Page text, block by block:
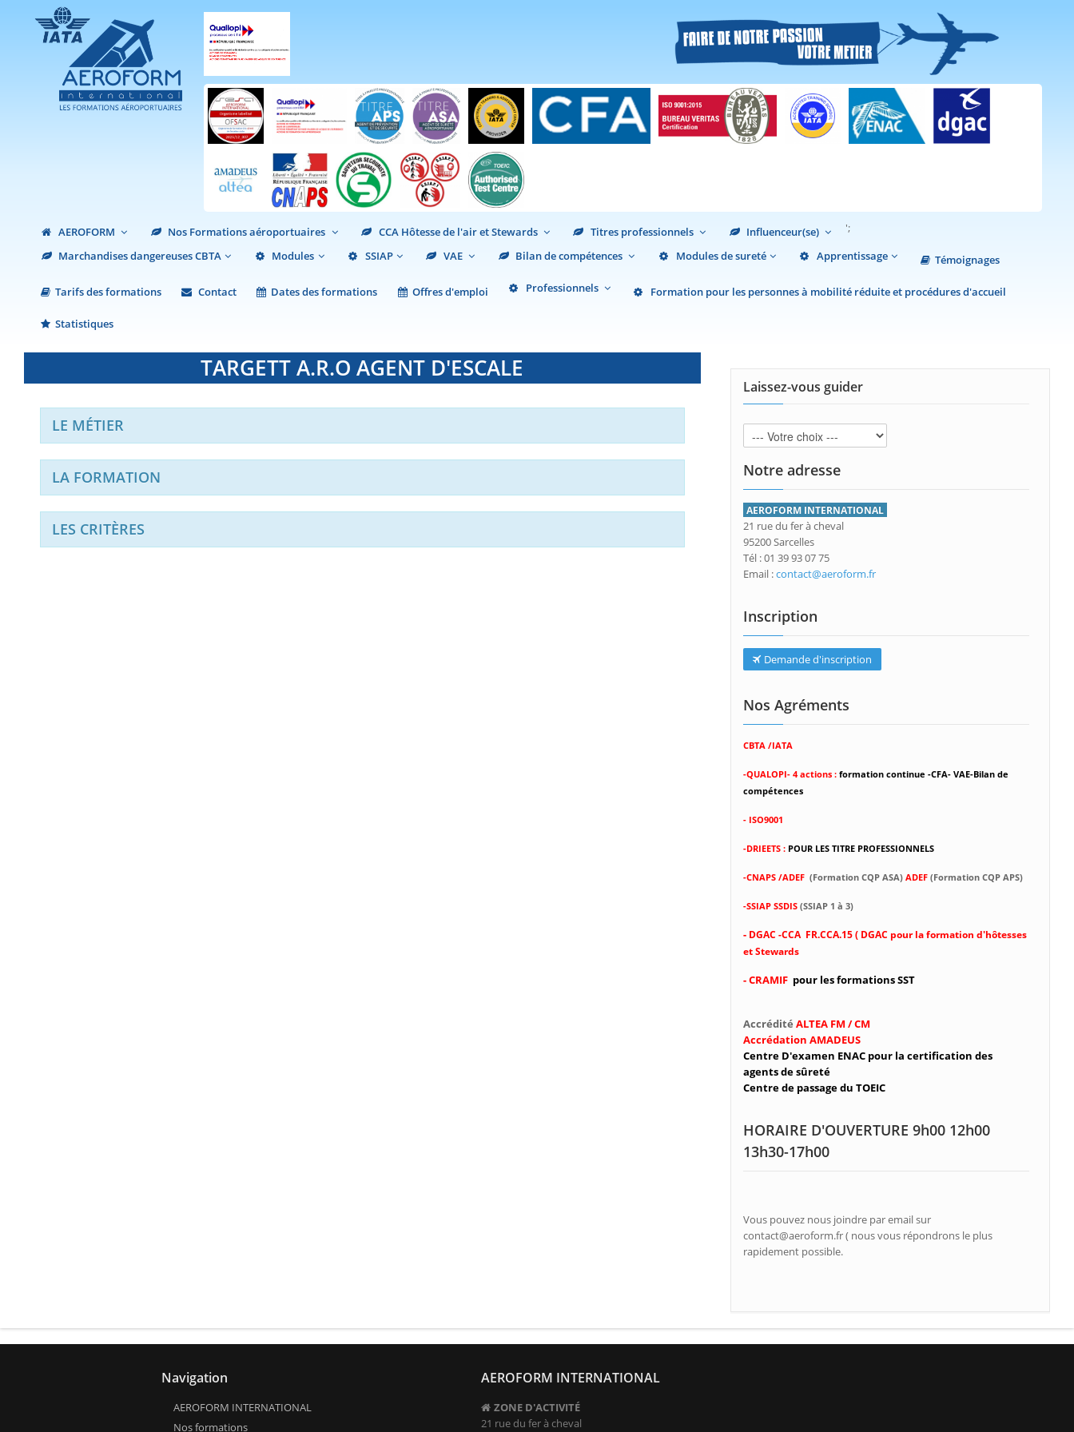
AEROFORM Nos Formations aéroportuaires CCA Hôtesse de l'air et Stewards Titres professionnels
Influenceur(se)
Marchandises dangereuses CBTA
Modules SSIAP VAE Bilan de compétences Modules de sureté Apprentissage Témoignages
Tarifs des formations Contact Dates des formations Offres d'emploi Professionnels Formation pour les personnes à mobilité réduite et procédures d'accueil
Statistiques
';
TARGETT A.R.O AGENT D'ESCALE
LE MÉTIER
LA FORMATION
LES CRITÈRES
Laissez-vous guider
Notre adresse
AEROFORM INTERNATIONAL
21 rue du fer à cheval
95200 Sarcelles
Tél : 01 39 93 07 75
Email :contact@aeroform.fr
Inscription
Demande d'inscription
Nos Agréments
CBTA /IATA
-QUALOPI- 4 actions :formation continue -CFA- VAE-Bilan de
compétences
- ISO9001
-DRIEETS : POUR LES TITRE PROFESSIONNELS
-CNAPS /ADEF (Formation CQP ASA)ADEF(Formation CQP APS)
-SSIAP SSDIS(SSIAP 1 à 3)
- DGAC -CCA FR.CCA.15 ( DGAC pour la formation d'hôtesses
et Stewards
- CRAMIF pour les formations SST
AccréditéALTEA FM / CM
Accrédation AMADEUS
Centre D'examen ENAC pour la certification des
agents de sûreté
Centre de passage du TOEIC
HORAIRE D'OUVERTURE 9h00 12h00
13h30-17h00
Vous pouvez nous joindre par email sur
contact@aeroform.fr ( nous vous répondrons le plus
rapidement possible.
Navigation
AEROFORM INTERNATIONAL
Nos formations
AEROFORM INTERNATIONAL
ZONE D'ACTIVITÉ
21 rue du fer à cheval